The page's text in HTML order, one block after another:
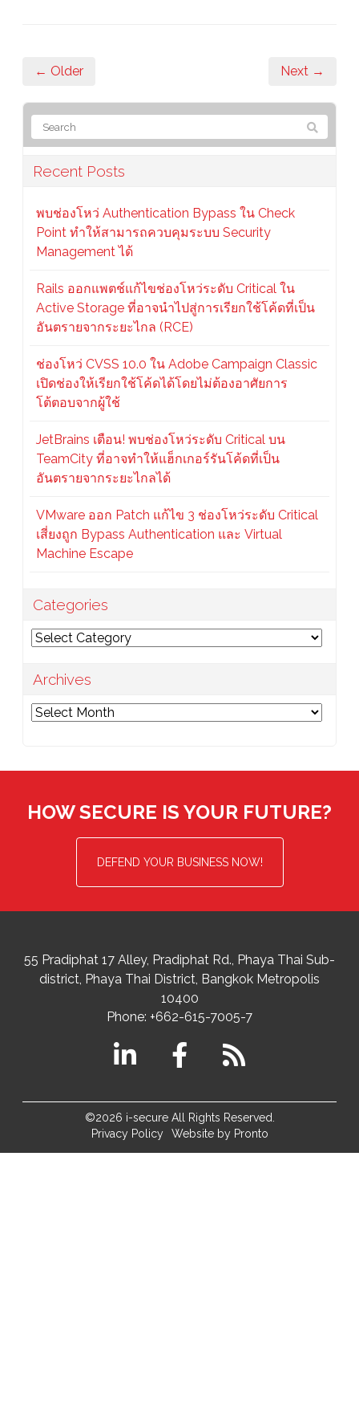
← Older Next →
Recent Posts
พบช่องโหว่ Authentication Bypass ใน Check
Point ทำให้สามารถควบคุมระบบ Security
Management ได้
Rails ออกแพตช์แก้ไขช่องโหว่ระดับ Critical ใน
Active Storage ที่อาจนำไปสู่การเรียกใช้โค้ดที่เป็น
อันตรายจากระยะไกล (RCE)
ช่องโหว่ CVSS 10.0 ใน Adobe Campaign Classic
เปิดช่องให้เรียกใช้โค้ดได้โดยไม่ต้องอาศัยการ
โต้ตอบจากผู้ใช้
JetBrains เตือน! พบช่องโหว่ระดับ Critical บน
TeamCity ที่อาจทำให้แฮ็กเกอร์รันโค้ดที่เป็น
อันตรายจากระยะไกลได้
VMware ออก Patch แก้ไข 3 ช่องโหว่ระดับ Critical
เสี่ยงถูก Bypass Authentication และ Virtual
Machine Escape
Categories
Categories
Archives
Archives
HOW SECURE IS YOUR FUTURE?
DEFEND YOUR BUSINESS NOW!
55 Pradiphat 17 Alley, Pradiphat Rd., Phaya Thai Sub-
district Phaya Thai District, Bangkok Metropolis
10400
Phone: +662-615-7005-7
©2026 i-secure All Rights Reserved.
Privacy Policy
Website by Pronto